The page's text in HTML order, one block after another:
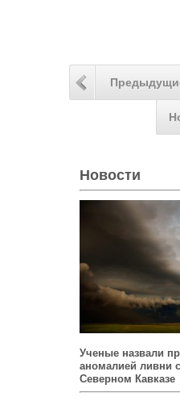
Новости
Ученые назвали
аномалией ливни
Северном Кавказе